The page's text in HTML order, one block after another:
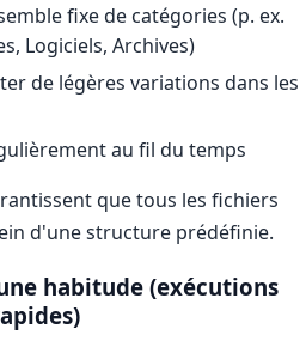
fixe de catégories (p. ex.
Logiciels, Archives)
de légères variations dans les
au fil du temps
que tous les fichiers
d'une structure prédéfinie.
habitude (exécutions